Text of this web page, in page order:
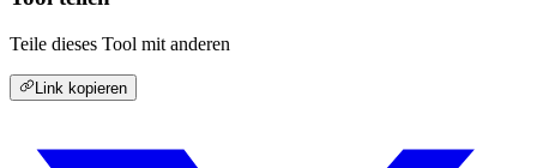
Teile dieses Tool mit anderen
Link kopieren